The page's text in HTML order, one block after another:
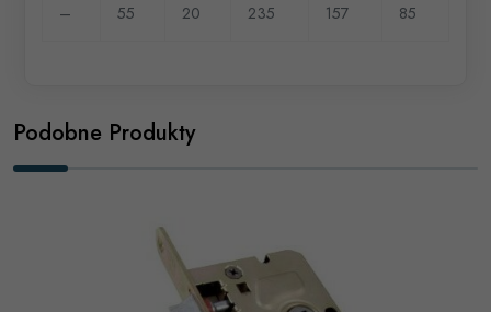
– 55 20 235 157 85
Podobne Produkty